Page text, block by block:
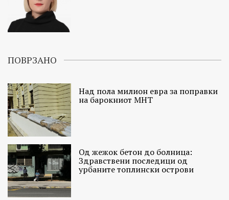
ПОВРЗАНО
Над пола милион евра за поправки
на барокниот МНТ
Од жежок бетон до болница:
Здравствени последици од
урбаните топлински острови